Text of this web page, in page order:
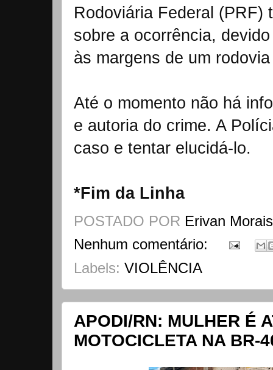
Rodoviária Federal (PRF)
sobre a ocorrência,
às margens de um
Até o momento não há
e autoria do crime. A
caso e tentar elucidá-lo.
*Fim da Linha
POSTADO POR Erivan Morais
Nenhum comentário:
Labels:VIOLÊNCIA
APODI/RN: MULHER É
MOTOCICLETA NA BR-